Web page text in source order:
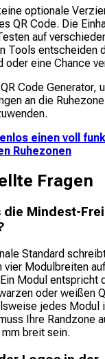
optionale
QR Code. Die
auf
Tools entscheiden
oder eine Chance
Code Generator,
an die
einen voll
Ruhezonen
Fragen
Mindest-
Standard
vier Modulbreiten
Modul entspricht
oder weißen
jedes Modul
Ihre Randzone
breit sein.